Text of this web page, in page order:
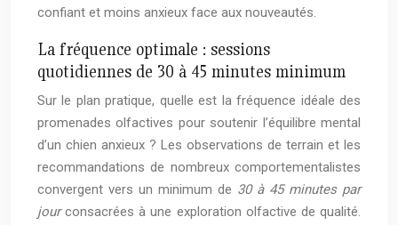
confiant et moins anxieux face aux nouveautés.
La fréquence optimale : sessions
quotidiennes de 30 à 45 minutes minimum
Sur le plan pratique, quelle est la fréquence idéale des
promenades olfactives pour soutenir l’équilibre mental
d’un chien anxieux ? Les observations de terrain et les
recommandations de nombreux comportementalistes
convergent vers un minimum de 30 à 45 minutes par
jourconsacrées à une exploration olfactive de qualité.